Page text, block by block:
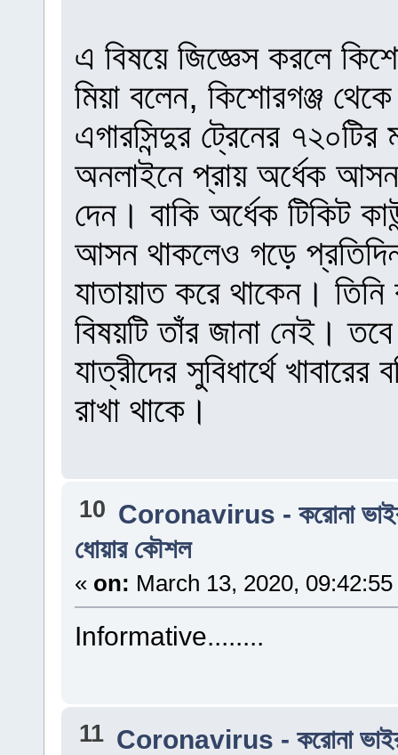
এ বিষয়ে জিজ্ঞেস করলে
মিয়া বলেন, কিশোরগঞ্জ
এগারসিন্দুর ট্রেনের
অনলাইনে প্রায় অর্ধেক আসন
দেন। বাকি অর্ধেক টিকিট
আসন থাকলেও গড়ে
যাতায়াত করে থাকেন।
বিষয়টি তাঁর জানা নেই।
যাত্রীদের সুবিধার্থে
রাখা থাকে।
10 Coronavirus - করোনা
ধোয়ার কৌশল
« on: March 13, 2020,
Informative........
11 Coronavirus - করোনা